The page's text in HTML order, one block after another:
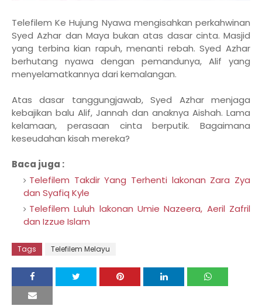
Telefilem Ke Hujung Nyawa mengisahkan perkahwinan
Syed Azhar dan Maya bukan atas dasar cinta. Masjid
yang terbina kian rapuh, menanti rebah. Syed Azhar
berhutang nyawa dengan pemandunya, Alif yang
menyelamatkannya dari kemalangan.
Atas dasar tanggungjawab, Syed Azhar menjaga
kebajikan balu Alif, Jannah dan anaknya Aishah. Lama
kelamaan, perasaan cinta berputik. Bagaimana
keseudahan kisah mereka?
Baca juga :
Telefilem Takdir Yang Terhenti lakonan Zara Zya
dan Syafiq Kyle
Telefilem Luluh lakonan Umie Nazeera, Aeril Zafril
dan Izzue Islam
Tags Telefilem Melayu